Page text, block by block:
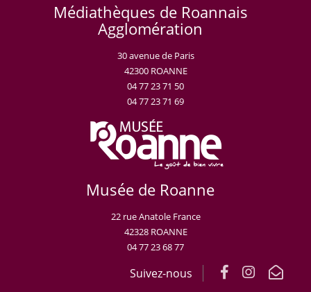
Médiathèques de Roannais
Agglomération
30 avenue de Paris
42300 ROANNE
04 77 23 71 50
04 77 23 71 69
Musée de Roanne
22 rue Anatole France
42328 ROANNE
04 77 23 68 77
Suivez-nous